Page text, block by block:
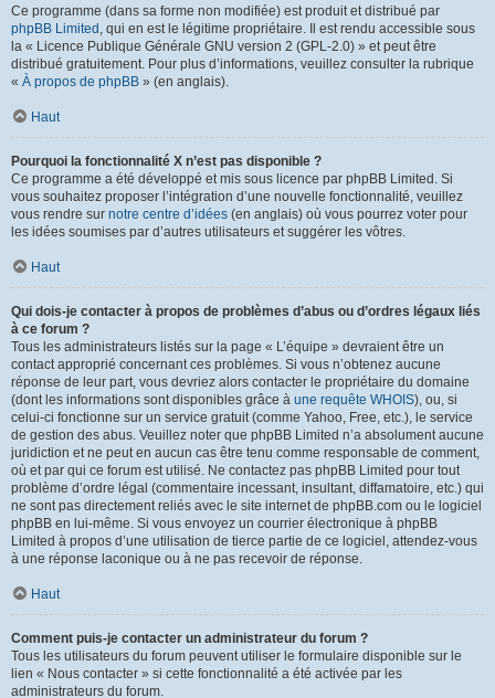
Ce programme (dans sa forme non modifiée) est produit et distribué par
phpBB Limited , qui en est le légitime propriétaire. Il est rendu accessible sous
la « Licence Publique Générale GNU version 2 (GPL-2.0) » et peut être
distribué gratuitement. Pour plus d’informations, veuillez consulter la rubrique
« À propos de phpBB » (en anglais).
Haut
Pourquoi la fonctionnalité X n’est pas disponible ?
Ce programme a été développé et mis sous licence par phpBB Limited. Si
vous souhaitez proposer l’intégration d’une nouvelle fonctionnalité, veuillez
vous rendre sur notre centre d’idées (en anglais) où vous pourrez voter pour
les idées soumises par d’autres utilisateurs et suggérer les vôtres.
Haut
Qui dois-je contacter à propos de problèmes d’abus ou d’ordres légaux liés
à ce forum ?
Tous les administrateurs listés sur la page « L’équipe » devraient être un
contact approprié concernant ces problèmes. Si vous n’obtenez aucune
réponse de leur part, vous devriez alors contacter le propriétaire du domaine
(dont les informations sont disponibles grâce à une requête WHOIS), ou, si
celui-ci fonctionne sur un service gratuit (comme Yahoo, Free, etc.), le service
de gestion des abus. Veuillez noter que phpBB Limited n’a absolument aucune
juridiction et ne peut en aucun cas être tenu comme responsable de comment,
où et par qui ce forum est utilisé. Ne contactez pas phpBB Limited pour tout
problème d’ordre légal (commentaire incessant, insultant, diffamatoire, etc.) qui
ne sont pas directement reliés avec le site internet de phpBB.com ou le logiciel
phpBB en lui-même. Si vous envoyez un courrier électronique à phpBB
Limited à propos d’une utilisation de tierce partie de ce logiciel, attendez-vous
à une réponse laconique ou à ne pas recevoir de réponse.
Haut
Comment puis-je contacter un administrateur du forum ?
Tous les utilisateurs du forum peuvent utiliser le formulaire disponible sur le
lien « Nous contacter » si cette fonctionnalité a été activée par les
administrateurs du forum.